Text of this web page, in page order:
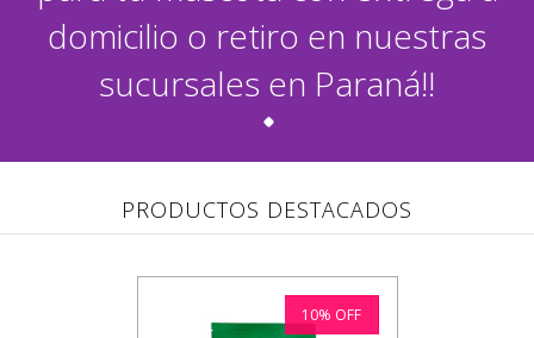
domicilio o retiro en nuestras
sucursales en Paraná!!
PRODUCTOS DESTACADOS
10% OFF